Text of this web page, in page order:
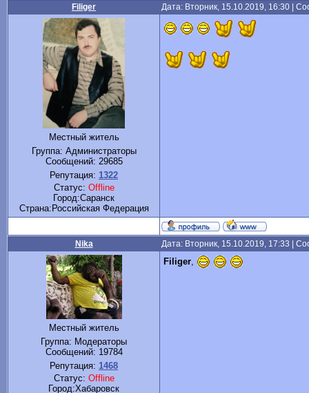
Filiger Дата: Вторник, 15.10.2019, 16:30 |
Местный житель
Группа: Администраторы
Сообщений: 29685
Репутация: 1322
Статус: Offline
Город:Саранск
Cтрана:Российская Федерация
Nika Дата: Вторник, 15.10.2019, 17:33 |
Местный житель
Группа: Модераторы
Сообщений: 19784
Репутация: 1468
Статус: Offline
Город:Хабаровск
Filiger